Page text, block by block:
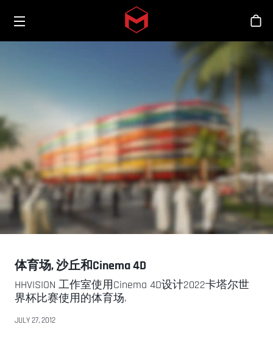
Skip to main content
商
体育场, 沙丘和Cinema 4D
HHVISION 工作室使用Cinema 4D设计2022卡塔尔世
界杯比赛使用的体育场.
JULY 27, 2012